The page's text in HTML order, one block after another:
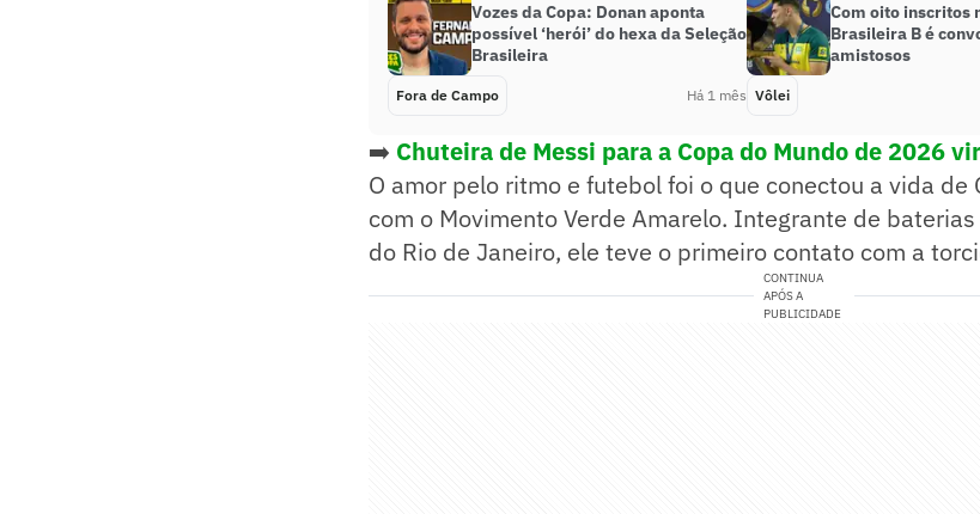
Vozes da Copa: Donan aponta
possível ‘herói’ do hexa da Seleção
Brasileira
Fora de Campo Há 1 mês
Com oito inscritos
Brasileira B é
amistosos
Vôlei
➡️ Chuteira de Messi para a Copa do Mundo de 2026
O amor pelo ritmo e futebol foi o que conectou a vida de
com o Movimento Verde Amarelo. Integrante de
do Rio de Janeiro, ele teve o primeiro contato com a
CONTINUA
APÓS A
PUBLICIDADE